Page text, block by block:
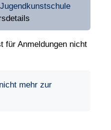
Jugendkunstschule
für Anmeldungen nicht
mehr zur